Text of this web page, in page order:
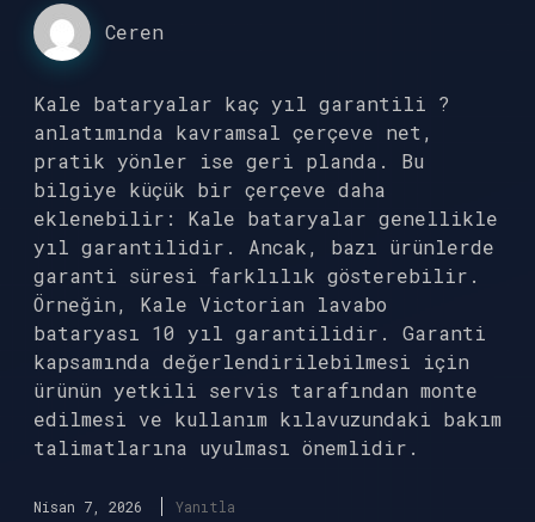
Ceren
Kale bataryalar kaç yıl garantili ?
anlatımında kavramsal çerçeve net,
pratik yönler ise geri planda. Bu
bilgiye küçük bir çerçeve daha
eklenebilir: Kale bataryalar genellikle
yıl garantilidir. Ancak, bazı ürünlerde
garanti süresi farklılık gösterebilir.
Örneğin, Kale Victorian lavabo
bataryası 10 yıl garantilidir. Garanti
kapsamında değerlendirilebilmesi için
ürünün yetkili servis tarafından monte
edilmesi ve kullanım kılavuzundaki bakım
talimatlarına uyulması önemlidir.
Nisan 7, 2026 Yanıtla